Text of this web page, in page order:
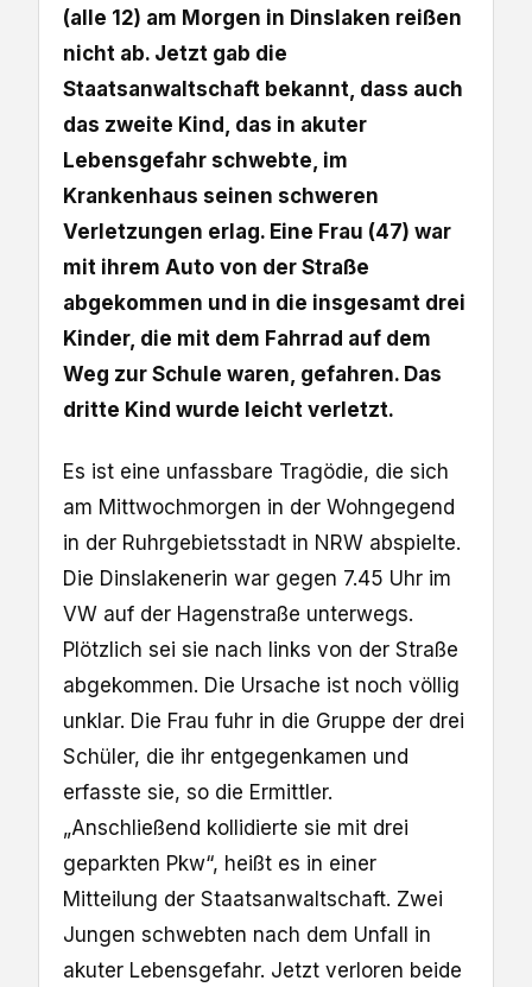
(alle 12) am Morgen in Dinslaken reißen
nicht ab. Jetzt gab die
Staatsanwaltschaft bekannt, dass auch
das zweite Kind, das in akuter
Lebensgefahr schwebte, im
Krankenhaus seinen schweren
Verletzungen erlag. Eine Frau (47) war
mit ihrem Auto von der Straße
abgekommen und in die insgesamt drei
Kinder, die mit dem Fahrrad auf dem
Weg zur Schule waren, gefahren. Das
dritte Kind wurde leicht verletzt.
Es ist eine unfassbare Tragödie, die sich
am Mittwochmorgen in der Wohngegend
in der Ruhrgebietsstadt in NRW abspielte.
Die Dinslakenerin war gegen 7.45 Uhr im
VW auf der Hagenstraße unterwegs.
Plötzlich sei sie nach links von der Straße
abgekommen. Die Ursache ist noch völlig
unklar. Die Frau fuhr in die Gruppe der drei
Schüler, die ihr entgegenkamen und
erfasste sie, so die Ermittler.
„Anschließend kollidierte sie mit drei
geparkten Pkw“, heißt es in einer
Mitteilung der Staatsanwaltschaft. Zwei
Jungen schwebten nach dem Unfall in
akuter Lebensgefahr. Jetzt verloren beide